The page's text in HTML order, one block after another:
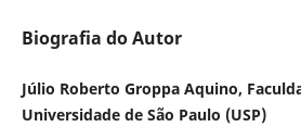
Biografia do Autor
Júlio Roberto Groppa Aquino,
Universidade de São Paulo (USP)